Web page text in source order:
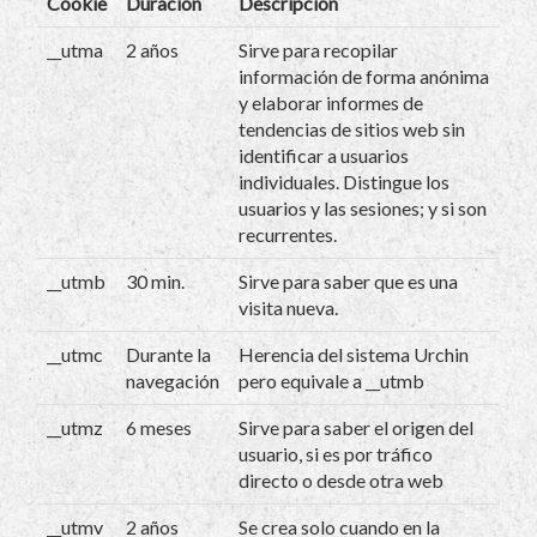
__utma 2 años
Sirve para recopilar
información de forma anónima
y elaborar informes de
tendencias de sitios web sin
identificar a usuarios
individuales. Distingue los
usuarios y las sesiones; y si son
recurrentes.
__utmb 30 min.
Sirve para saber que es una
visita nueva.
__utmc
Durante la
navegación
Herencia del sistema Urchin
pero equivale a __utmb
__utmz 6 meses
Sirve para saber el origen del
usuario, si es por tráfico
directo o desde otra web
__utmv 2 años Se crea solo cuando en la